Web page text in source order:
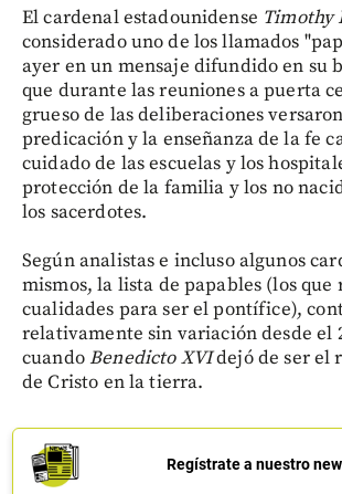
El cardenal estadounidense Timothy
considerado uno de los llamados
ayer en un mensaje difundido en su
que durante las reuniones a puerta
grueso de las deliberaciones
predicación y la enseñanza de la fe
cuidado de las escuelas y los
protección de la familia y los no
los sacerdotes.
Según analistas e incluso algunos
mismos, la lista de papables (los que
cualidades para ser el pontífice),
relativamente sin variación desde el
cuandoBenedicto XVIdejó de ser el
de Cristo en la tierra.
Regístrate a nuestro